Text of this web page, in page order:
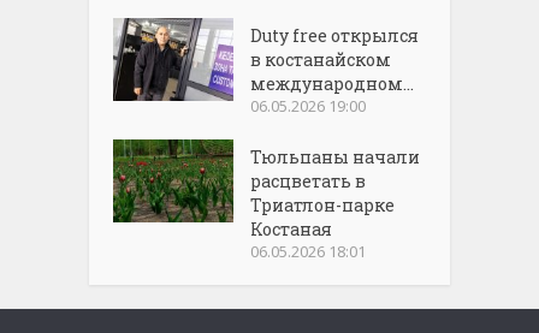
Duty free открылся
в костанайском
международном...
06.05.2026 19:00
Тюльпаны начали
расцветать в
Триатлон-парке
Костаная
06.05.2026 18:01